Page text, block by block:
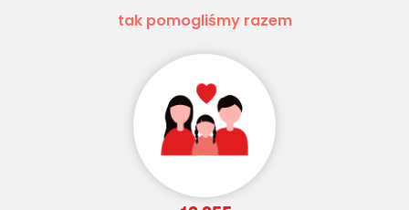
tak pomogliśmy razem